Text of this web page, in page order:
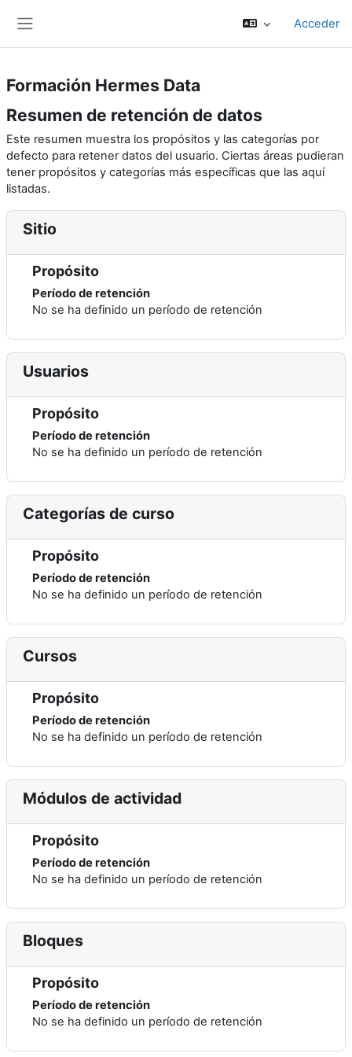
Acceder
Formación Hermes Data
Resumen de retención de datos
Este resumen muestra los propósitos y las categorías por
defecto para retener datos del usuario. Ciertas áreas pudieran
tener propósitos y categorías más específicas que las aquí
listadas.
Sitio
Propósito
Período de retención
No se ha definido un período de retención
Usuarios
Propósito
Período de retención
No se ha definido un período de retención
Categorías de curso
Propósito
Período de retención
No se ha definido un período de retención
Cursos
Propósito
Período de retención
No se ha definido un período de retención
Módulos de actividad
Propósito
Período de retención
No se ha definido un período de retención
Bloques
Propósito
Período de retención
No se ha definido un período de retención